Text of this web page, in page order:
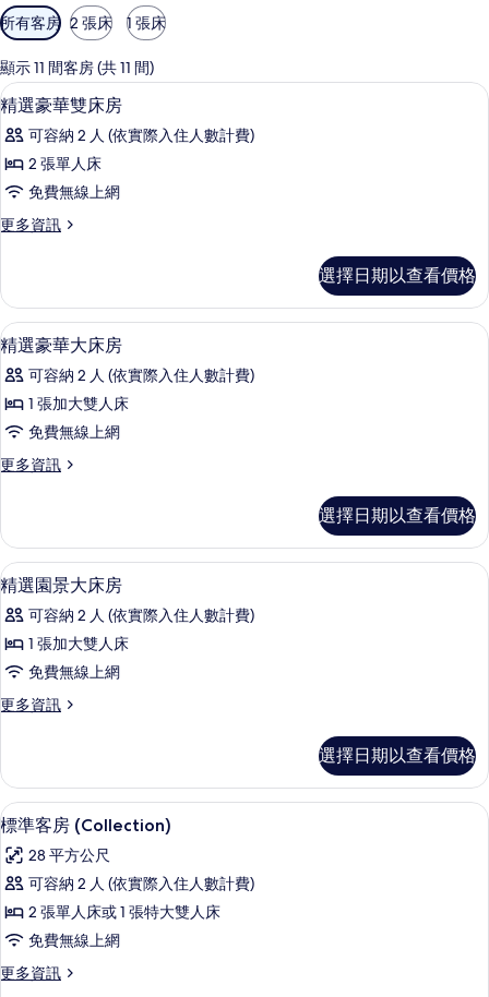
可
用
的
客
房
篩
選
條
所有客房 2 張床 1 張床
顯示 11 間客房 (共 11 間)
顯
示
精
選
豪
華
床
房
的
所
有
相
片
客房內保險箱、書桌、熨斗/熨衣板、
5
精選豪華雙床房
可容納 2 人 (依實際入住人數計費)
2 張單人床
免費無線上網
更多資訊
更
豪
華
雙
房
的
情
選擇日期以查看價格
顯
示
精
選
豪
華
床
房
的
所
有
相
片
客房內保險箱、書桌、熨斗/熨衣板、
4
精選豪華大床房
可容納 2 人 (依實際入住人數計費)
1 張加大雙人床
免費無線上網
更多資訊
更
豪
華
大
房
的
情
選擇日期以查看價格
顯
示
精
選
園
景
床
房
的
所
有
相
片
客房內保險箱、書桌、熨斗/熨衣板、
5
精選園景大床房
可容納 2 人 (依實際入住人數計費)
1 張加大雙人床
免費無線上網
更多資訊
更
園
景
大
房
的
情
選擇日期以查看價格
顯
示
標
準
客
房
(Collection)
客房內保險箱、書桌、熨斗/熨衣板、
6
標準客房 (Collection)
28 平方公尺
可容納 2 人 (依實際入住人數計費)
2 張單人床或 1 張特大雙人床
免費無線上網
更多資訊
更